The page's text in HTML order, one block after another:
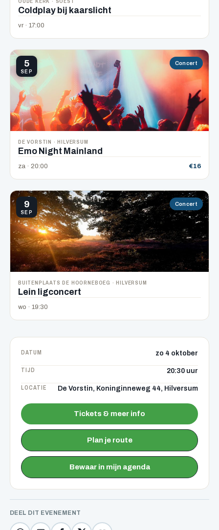
Coldplay bij kaarslicht
vr · 17:00
5
SEP
Concert
DE VORSTIN · HILVERSUM
Emo Night Mainland
za · 20:00 €16
9
SEP
Concert
BUITENPLAATS DE HOORNEBOEG · HILVERSUM
Lein ligconcert
wo · 19:30
DATUM zo 4 oktober
TIJD 20:30 uur
LOCATIE De Vorstin, Koninginneweg 44, Hilversum
Tickets & meer info
Plan je route
Bewaar in mijn agenda
DEEL DIT EVENEMENT